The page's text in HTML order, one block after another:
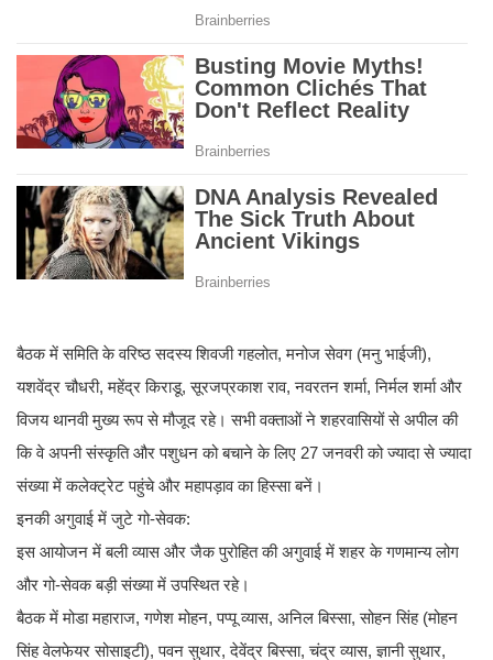
​बैठक में समिति के वरिष्ठ सदस्य शिवजी गहलोत, मनोज सेवग (मनु भाईजी),
यशवेंद्र चौधरी, महेंद्र किराडू, सूरजप्रकाश राव, नवरतन शर्मा, निर्मल शर्मा और
विजय थानवी मुख्य रूप से मौजूद रहे। सभी वक्ताओं ने शहरवासियों से अपील की
कि वे अपनी संस्कृति और पशुधन को बचाने के लिए 27 जनवरी को ज्यादा से ज्यादा
संख्या में कलेक्ट्रेट पहुंचे और महापड़ाव का हिस्सा बनें।
​इनकी अगुवाई में जुटे गो-सेवक:
इस आयोजन में बली व्यास और जैक पुरोहित की अगुवाई में शहर के गणमान्य लोग
और गो-सेवक बड़ी संख्या में उपस्थित रहे।
​बैठक में मोडा महाराज, गणेश मोहन, पप्पू व्यास, अनिल बिस्सा, सोहन सिंह (मोहन
सिंह वेलफेयर सोसाइटी), पवन सुथार, देवेंद्र बिस्सा, चंद्र व्यास, ज्ञानी सुथार,